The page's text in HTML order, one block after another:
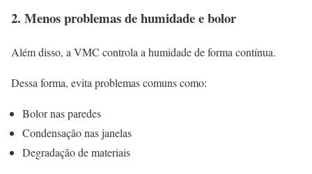
2. Menos problemas de humidade e bolor
Além disso, a VMC controla a humidade de forma contínua.
Dessa forma, evita problemas comuns como:
Bolor nas paredes
Condensação nas janelas
Degradação de materiais